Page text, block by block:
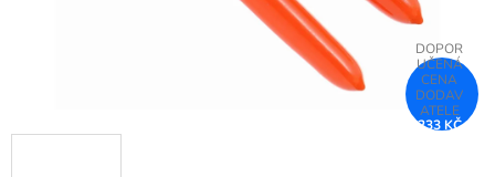
233 KČ